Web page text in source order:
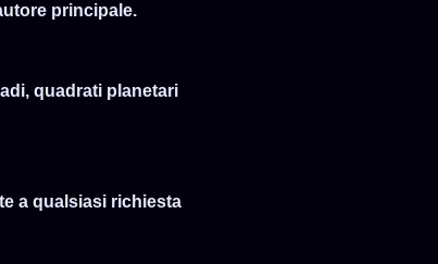
principale.
quadrati planetari
a qualsiasi richiesta